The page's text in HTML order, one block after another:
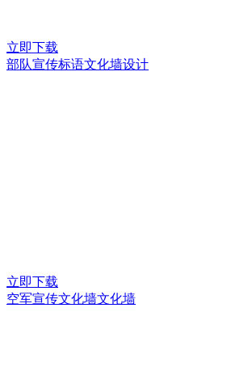
立即下载
部队宣传标语文化墙设计
立即下载
空军宣传文化墙文化墙